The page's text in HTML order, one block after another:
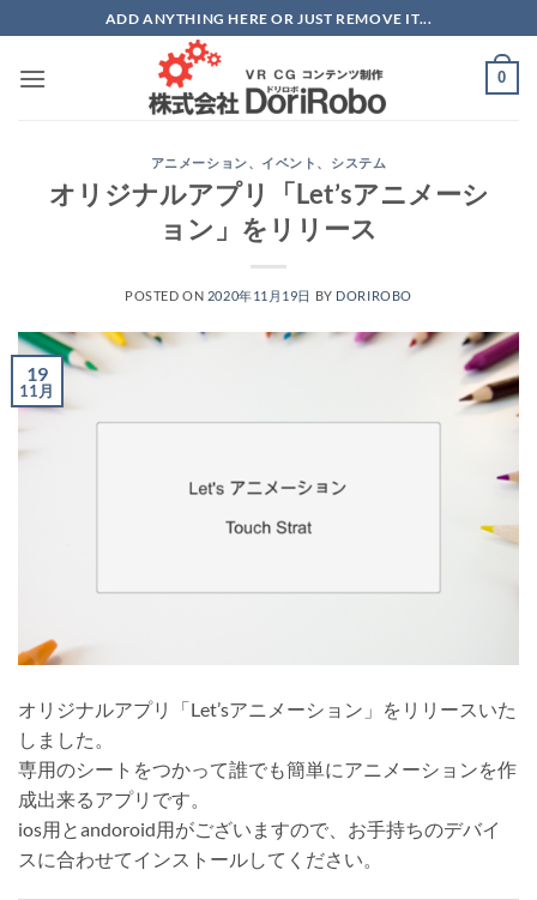
to
content
ADD ANYTHING HERE OR JUST REMOVE IT...
0
アニメーション、 イベント 、 システム
オリジナルアプリ「Let’sアニメーシ
ョン」をリリース
POSTED ON 2020年11月19日 BY DORIROBO
19
11月
オリジナルアプリ「Let’sアニメーション」をリリースいた
しました。
専用のシートをつかって誰でも簡単にアニメーションを作
成出来るアプリです。
ios用とandoroid用がございますので、お手持ちのデバイ
スに合わせてインストールしてください。